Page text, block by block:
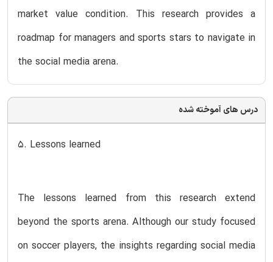
market value condition. This research provides a
roadmap for managers and sports stars to navigate in
the social media arena.
درس های آموخته شده
5. Lessons learned
The lessons learned from this research extend
beyond the sports arena. Although our study focused
on soccer players, the insights regarding social media